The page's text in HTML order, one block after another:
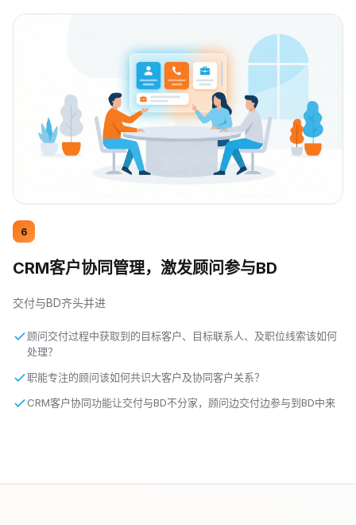
6
CRM客户协同管理，激发顾问参与BD
交付与BD齐头并进
顾问交付过程中获取到的目标客户、目标联系人、及职位线索该如何
处理？
职能专注的顾问该如何共识大客户及协同客户关系？
CRM客户协同功能让交付与BD不分家，顾问边交付边参与到BD中来